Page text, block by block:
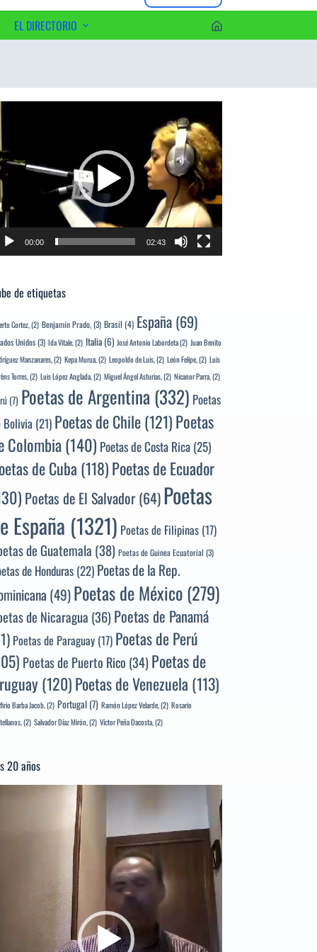
EL DIRECTORIO
00:00 02:43
de etiquetas
Cortez,(2) Benjamín Prado,(3) Brasil (4) España (69)
Unidos(3) Ida Vitale,(2) Italia (6) José Antonio Labordeta(2) Juan Benito
Manzanares,(2) Kepa Murua,(2) Leopoldo de Luis,(2) León Felipe,(2) Luis
Torres,(2) Luis López Anglada,(2) Miguel Ángel Asturias,(2) Nicanor Parra,(2)
(7) Poetas de Argentina(332) Poetas
Bolivia(21) Poetas de Chile(121)Poetas
Colombia(140) Poetas de Costa Rica(25)
de Cuba (118)Poetas de Ecuador
Poetas de El Salvador(64)Poetas
España (1321) Poetas de Filipinas (17)
de Guatemala (38) Poetas de Guinea Ecuatorial (3)
de Honduras(22) Poetas de la Rep.
(49)Poetas de México(279)
de Nicaragua (36) Poetas de Panamá
Poetas de Paraguay (17) Poetas de Perú
Poetas de Puerto Rico (34) Poetas de
(120)Poetas de Venezuela (113)
Barba Jacob,(2) Portugal (7) Ramón López Velarde,(2) Rosario
(2) Salvador Díaz Mirón,(2) Víctor Peña Dacosta,(2)
20 años